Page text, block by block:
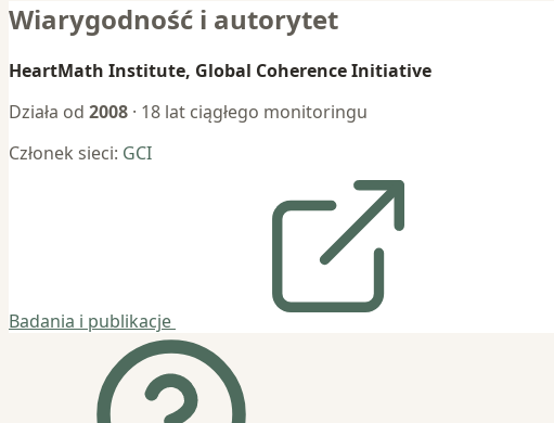
Wiarygodność i autorytet
HeartMath Institute, Global Coherence Initiative
Działa od 2008 · 18 lat ciągłego monitoringu
Członek sieci: GCI
Badania i publikacje